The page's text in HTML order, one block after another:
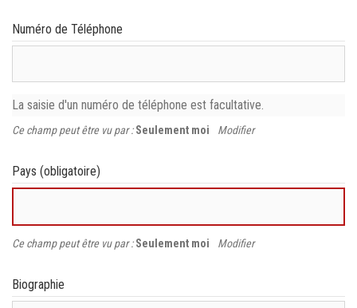
Numéro de Téléphone
La saisie d'un numéro de téléphone est facultative.
Ce champ peut être vu par :Seulement moi Modifier
Pays (obligatoire)
Ce champ peut être vu par :Seulement moi Modifier
Biographie